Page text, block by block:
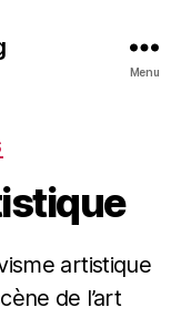
Menu
artistique
de l’art